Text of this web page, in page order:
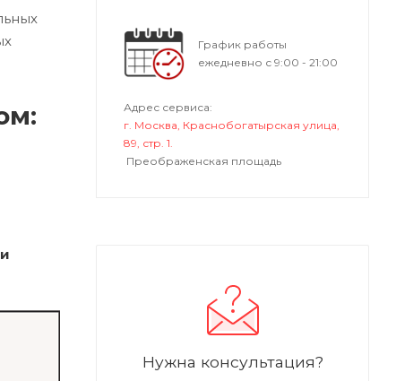
График работы
ежедневно с 9:00 - 21:00
Адрес сервиса:
г. Москва, Краснобогатырская улица,
89, стр. 1.
Преображенская площадь
Нужна консультация?